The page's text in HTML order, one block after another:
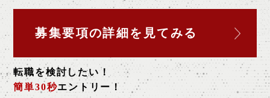
募集要項の詳細を 見てみる
転職を検討したい！
簡単30秒エントリー！